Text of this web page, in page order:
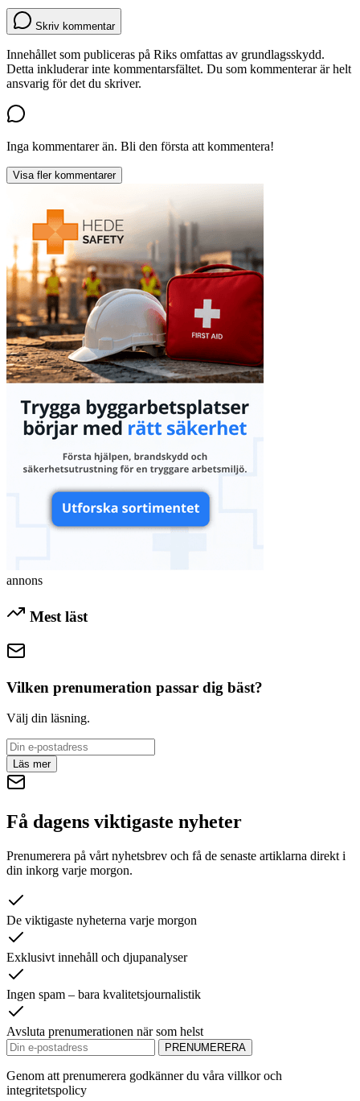
Skriv kommentar
Innehållet som publiceras på Riks omfattas av grundlagsskydd.
Detta inkluderar inte kommentarsfältet. Du som kommenterar är helt
ansvarig för det du skriver.
Inga kommentarer än. Bli den första att kommentera!
Visa fler kommentarer
annons
Mest läst
Vilken prenumeration passar dig bäst?
Välj din läsning.
Läs mer
Få dagens viktigaste nyheter
Prenumerera på vårt nyhetsbrev och få de senaste artiklarna direkt i
din inkorg varje morgon.
De viktigaste nyheterna varje morgon
Exklusivt innehåll och djupanalyser
Ingen spam – bara kvalitetsjournalistik
Avsluta prenumerationen när som helst
PRENUMERERA
Genom att prenumerera godkänner du våra villkor och
integritetspolicy